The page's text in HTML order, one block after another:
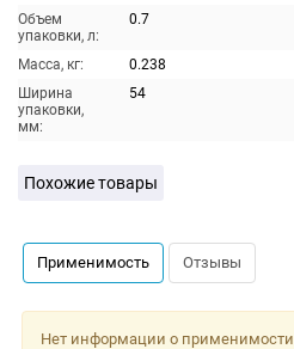
Объем
упаковки, л:
0.7
Масса, кг:
0.238
Ширина
упаковки,
мм:
54
Похожие товары
Применимость Отзывы
Нет информации о применимости